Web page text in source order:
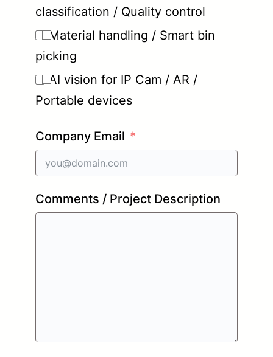
classification / Quality control
Material handling / Smart bin
picking
AI vision for IP Cam / AR /
Portable devices
Company Email
Comments / Project Description